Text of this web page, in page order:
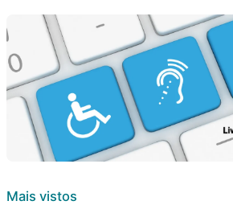
Mais vistos